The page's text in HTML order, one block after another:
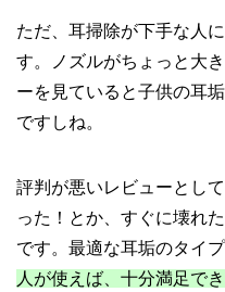
ただ、耳掃除が下手な人
す。ノズルがちょっと大
ーを見ていると子供の耳
ですしね。
評判が悪いレビューとし
った！とか、すぐに壊れ
です。最適な耳垢のタイプ
人が使えば、十分満足でき